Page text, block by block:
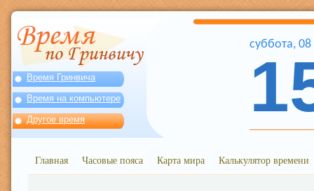
Время Гринвича
Время на компьютере
Другое время
суббота, 08
Главная Часовые пояса Карта мира Калькулятор времени